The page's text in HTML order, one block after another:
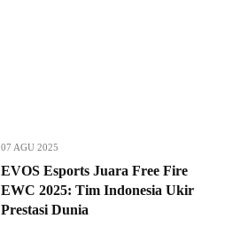
07 AGU 2025
EVOS Esports Juara Free Fire
EWC 2025: Tim Indonesia Ukir
Prestasi Dunia